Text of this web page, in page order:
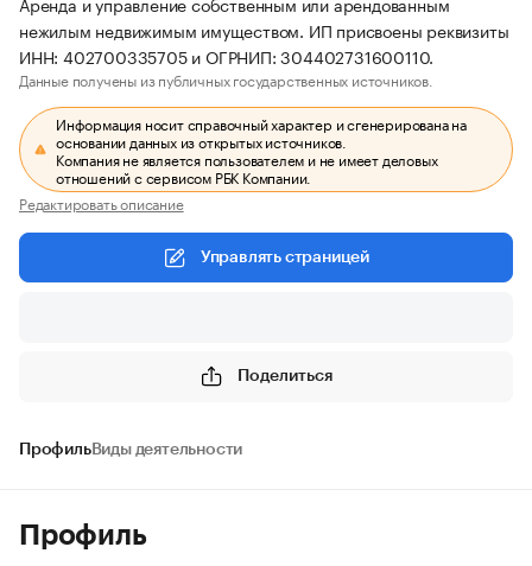
нежилым недвижимым имуществом. ИП присвоены реквизиты
ИНН: 402700335705 и ОГРНИП: 304402731600110.
Данные получены из публичных государственных источников.
Информация носит справочный характер и сгенерирована на
основании данных из открытых источников.
Компания не является пользователем и не имеет деловых
отношений с сервисом РБК Компании.
Редактировать описание
Управлять страницей
Поделиться
ПрофильВиды деятельности
Профиль